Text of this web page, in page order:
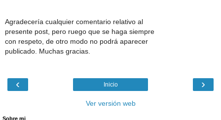
Agradecería cualquier comentario relativo al
presente post, pero ruego que se haga siempre
con respeto, de otro modo no podrá aparecer
publicado. Muchas gracias.
‹ ›
Inicio
Ver versión web
Sobre mi